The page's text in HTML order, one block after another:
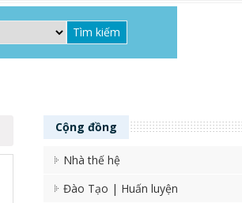
Cộng đồng
Nhà thế hệ
Đào Tạo | Huấn luyện